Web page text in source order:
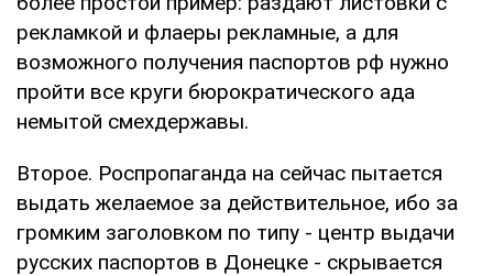
рекламкой и флаеры рекламные, а для
возможного получения паспортов рф нужно
пройти все круги бюрократического ада
немытой смехдержавы.
Второе. Роспропаганда на сейчас пытается
выдать желаемое за действительное, ибо за
громким заголовком по типу - центр выдачи
русских паспортов в Донецке - скрывается